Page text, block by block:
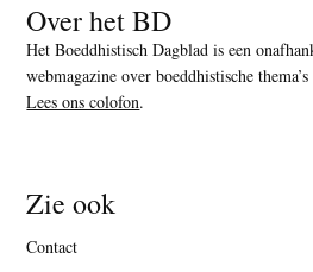
Over het BD
Het Boeddhistisch Dagblad is een
webmagazine over boeddhistische
Lees ons colofon.
Zie ook
Contact